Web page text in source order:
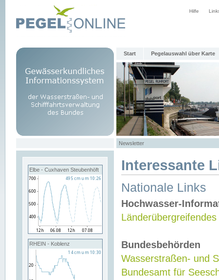
Hilfe
Start Pegelauswahl über Karte
Newsletter
Elbe - Cuxhaven Steubenhöft
RHEIN - Koblenz
Interessante
Nationale Links
Hochwasser-
Bundesbehörden
Wasserstraßen- und
Bundesamt für